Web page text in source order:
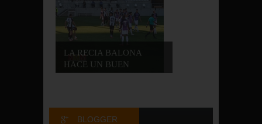
LA RECIA BALONA
HACE UN BUEN
PARTID...
BLOGGER